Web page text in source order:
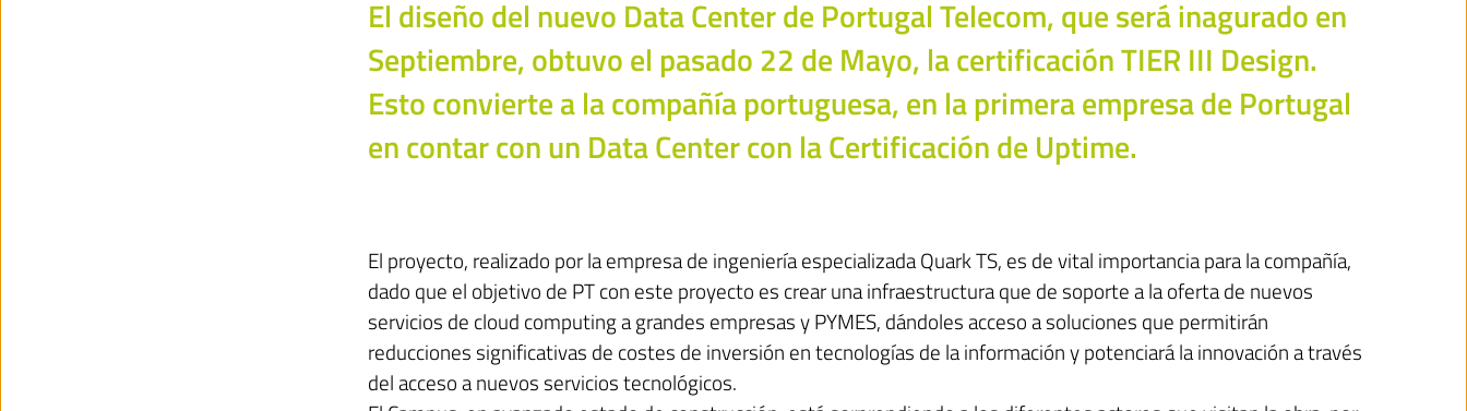
El diseño del nuevo Data Center de Portugal Telecom, que será inagurado en
Septiembre, obtuvo el pasado 22 de Mayo, la certificación TIER III Design.
Esto convierte a la compañía portuguesa, en la primera empresa de Portugal
en contar con un Data Center con la Certificación de Uptime.
El proyecto, realizado por la empresa de ingeniería especializada Quark TS, es de vital importancia para la compañía,
dado que el objetivo de PT con este proyecto es crear una infraestructura que de soporte a la oferta de nuevos
servicios de cloud computing a grandes empresas y PYMES, dándoles acceso a soluciones que permitirán
reducciones significativas de costes de inversión en tecnologías de la información y potenciará la innovación a través
del acceso a nuevos servicios tecnológicos.